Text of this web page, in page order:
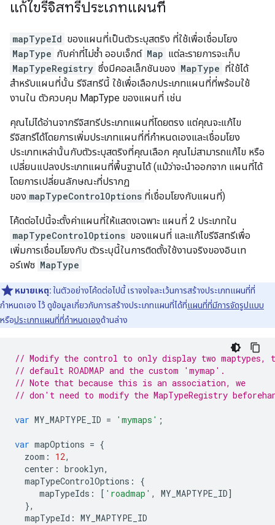
แก้ไขรีจิสทรีประเภทแผนที่
mapTypeId ของแผนที่เป็นตัวระบุสตริง ที่ใช้เพื่อเชื่อมโยง
MapType กับค่าที่ไม่ซ้ำ ออบเจ็กต์ Map แต่ละรายการจะเก็บ
MapTypeRegistry ซึ่งมีคอลเล็กชันของ MapType ที่ใช้ได้
สำหรับแผนที่นั้น รีจิสทรีนี้ ใช้เพื่อเลือกประเภทแผนที่ที่พร้อมใช้
งานใน ตัวควบคุม MapType ของแผนที่ เช่น
คุณไม่ได้อ่านจากรีจิสทรีประเภทแผนที่โดยตรง แต่คุณจะแก้ไข
รีจิสทรีได้โดยการเพิ่มประเภทแผนที่ที่กำหนดเองและเชื่อมโยง
ประเภทเหล่านั้นกับตัวระบุสตริงที่คุณเลือก คุณไม่สามารถแก้ไข หรือ
เปลี่ยนแปลงประเภทแผนที่พื้นฐานได้ (แม้ว่าจะนำออกจาก แผนที่ได้
โดยการเปลี่ยนลักษณะที่ปรากฏ
ของ mapTypeControlOptions ที่เชื่อมโยงกับแผนที่)
โค้ดต่อไปนี้จะตั้งค่าแผนที่ให้แสดงเฉพาะ แผนที่ 2 ประเภทใน
mapTypeControlOptions ของแผนที่ และแก้ไขรีจิสทรีเพื่อ
เพิ่มการเชื่อมโยงกับ ตัวระบุนี้ในการติดตั้งใช้งานจริงของอินเท
อร์เฟซ MapType
หมายเหตุ: ในตัวอย่างโค้ดต่อไปนี้ เราจงใจละเว้นการสร้างประเภทแผนที่ที่
กำหนดเอง ไว้ ดูข้อมูลเกี่ยวกับการสร้างประเภทแผนที่ได้ที่แผนที่ที่มีการจัดรูปแบบ
หรือประเภทแผนที่ที่กำหนดเองด้านล่าง
// Modify the control to only display two maptypes,
// default ROADMAP and the custom 'mymap'.
// Note that because this is an association, we
// don't need to modify the MapTypeRegistry
var MY_MAPTYPE_ID = 'mymaps' ;
var mapOptions = {
zoom : 12,
center : brooklyn,
mapTypeControlOptions :
{
mapTypeIds : [ 'roadmap' , MY_MAPTYPE_ID]
},
mapTypeId : MY_MAPTYPE_ID